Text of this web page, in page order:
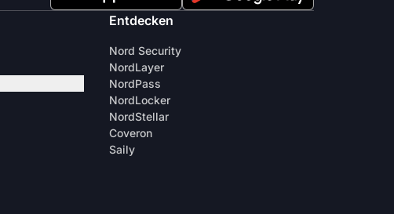
Entdecken
Nord Security
NordLayer
NordPass
NordLocker
NordStellar
Coveron
Saily